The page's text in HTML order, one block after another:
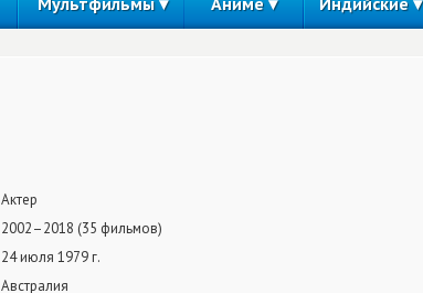
Актер
2002–2018 (35 фильмов)
24 июля 1979 г.
Австралия